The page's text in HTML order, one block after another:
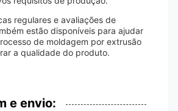
regulares e avaliações de
estão disponíveis para ajudar
de moldagem por extrusão
a qualidade do produto.
e envio: